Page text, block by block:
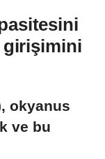
girişimini
okyanus
ve bu